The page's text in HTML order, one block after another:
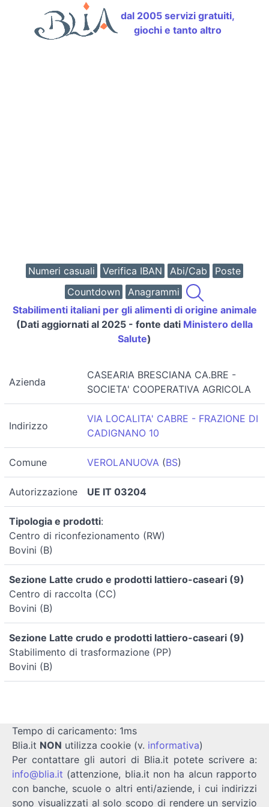
dal 2005 servizi gratuiti,
giochi e tanto altro
Numeri casuali Verifica IBAN Abi/Cab
Poste
Countdown
Anagrammi
Stabilimenti italiani per gli alimenti di origine animale
(Dati aggiornati al 2025 - fonte dati Ministero della
Salute)
Azienda
CASEARIA BRESCIANA CA.BRE -
SOCIETA' COOPERATIVA AGRICOLA
Indirizzo
VIA LOCALITA' CABRE - FRAZIONE DI
CADIGNANO 10
Comune VEROLANUOVA (BS)
Autorizzazione UE IT 03204
Tipologia e prodotti:
Centro di riconfezionamento (RW)
Bovini (B)
Sezione Latte crudo e prodotti lattiero-caseari (9)
Centro di raccolta (CC)
Bovini (B)
Sezione Latte crudo e prodotti lattiero-caseari (9)
Stabilimento di trasformazione (PP)
Bovini (B)
Tempo di caricamento: 1ms
Blia.it NON utilizza cookie (v. informativa)
Per contattare gli autori di Blia.it potete scrivere a:
info@blia.it (attenzione, blia.it non ha alcun rapporto
con banche, scuole o altri enti/aziende, i cui indirizzi
sono visualizzati al solo scopo di rendere un servizio